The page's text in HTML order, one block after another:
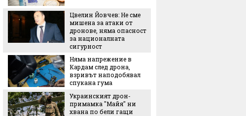
Цвелин Йовчев: Не сме
мишена за атаки от
дронове, няма опасност
за националната
сигурност
Няма напрежение в
Кардам след дрона,
взривът наподобявал
спукана гума
Украинският дрон-
примамка "Майя" ни
хвана по бели гащи